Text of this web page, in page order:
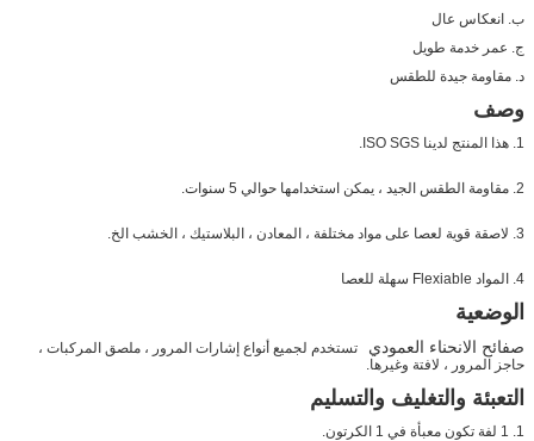
ب. انعكاس عال
ج. عمر خدمة طويل
د. مقاومة جيدة للطقس
وصف
1. هذا المنتج لدينا ISO SGS.
2. مقاومة الطقس الجيد ، يمكن استخدامها حوالي 5 سنوات.
3. لاصقة قوية لعصا على مواد مختلفة ، المعادن ، البلاستيك ، الخشب الخ.
4. المواد Flexiable سهلة للعصا
الوضعية
صفائح الانحناء العمودي
تستخدم لجميع أنواع إشارات المرور ، ملصق المركبات ،
حاجز المرور ، لافتة وغيرها.
التعبئة والتغليف والتسليم
1. 1 لفة تكون معبأة في 1 الكرتون.